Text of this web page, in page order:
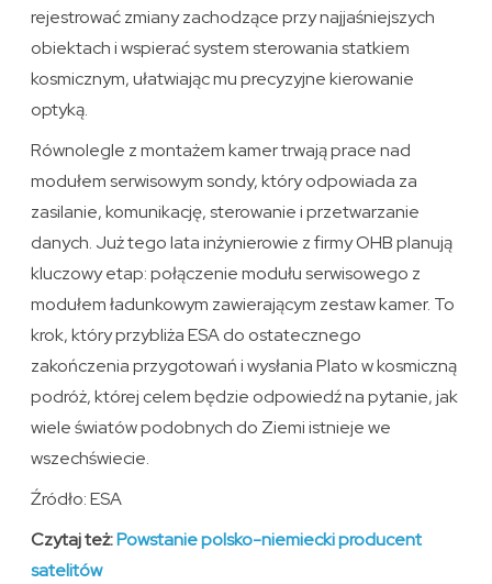
rejestrować zmiany zachodzące przy najjaśniejszych
obiektach i wspierać system sterowania statkiem
kosmicznym, ułatwiając mu precyzyjne kierowanie
optyką.
Równolegle z montażem kamer trwają prace nad
modułem serwisowym sondy, który odpowiada za
zasilanie, komunikację, sterowanie i przetwarzanie
danych. Już tego lata inżynierowie z firmy OHB planują
kluczowy etap: połączenie modułu serwisowego z
modułem ładunkowym zawierającym zestaw kamer. To
krok, który przybliża ESA do ostatecznego
zakończenia przygotowań i wysłania Plato w kosmiczną
podróż, której celem będzie odpowiedź na pytanie, jak
wiele światów podobnych do Ziemi istnieje we
wszechświecie.
Źródło: ESA
Czytaj też:Powstanie polsko-niemiecki producent
satelitów